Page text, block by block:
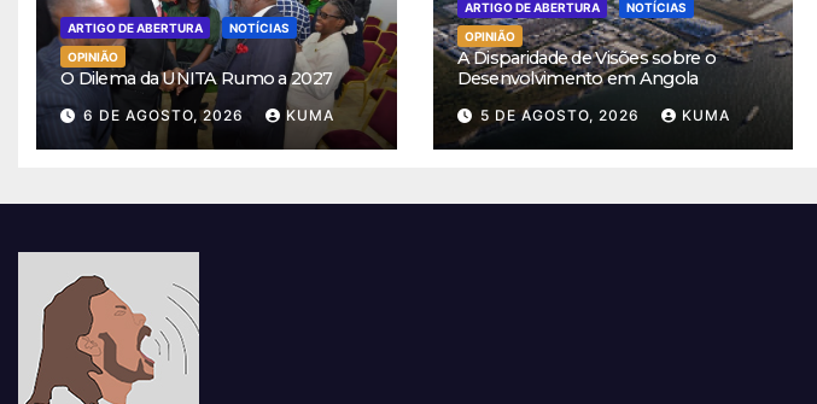
ARTIGO DE ABERTURA
NOTÍCIAS
OPINIÃO
O Dilema da UNITA Rumo a 2027
6 DE AGOSTO, 2026 KUMA
ARTIGO DE ABERTURA
NOTÍCIAS
OPINIÃO
A Disparidade de Visões sobre o
Desenvolvimento em Angola
5 DE AGOSTO, 2026 KUMA